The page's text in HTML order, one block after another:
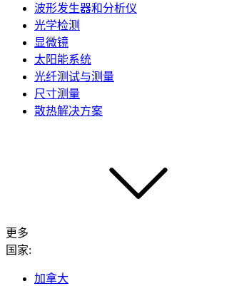
波形发生器和分析仪
光学检测
显微镜
太阳能系统
光纤测试与测量
尺寸测量
散热解决方案
更多
国家:
加拿大